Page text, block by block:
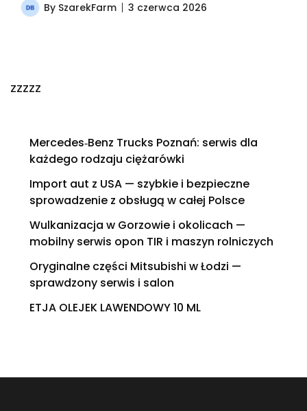
By SzarekFarm 3 czerwca 2026
zzzzz
Mercedes‑Benz Trucks Poznań: serwis dla
każdego rodzaju ciężarówki
Import aut z USA — szybkie i bezpieczne
sprowadzenie z obsługą w całej Polsce
Wulkanizacja w Gorzowie i okolicach —
mobilny serwis opon TIR i maszyn rolniczych
Oryginalne części Mitsubishi w Łodzi —
sprawdzony serwis i salon
ETJA OLEJEK LAWENDOWY 10 ML